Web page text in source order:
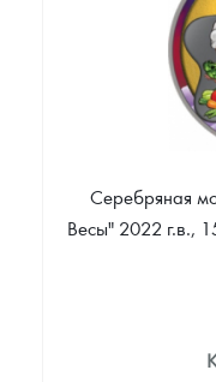
Серебряная
Весы" 2022 г.в.,